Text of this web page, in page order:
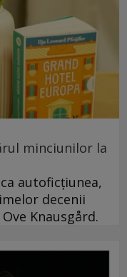
minciunilor la
autoficțiunea,
decenii
Knausgård.